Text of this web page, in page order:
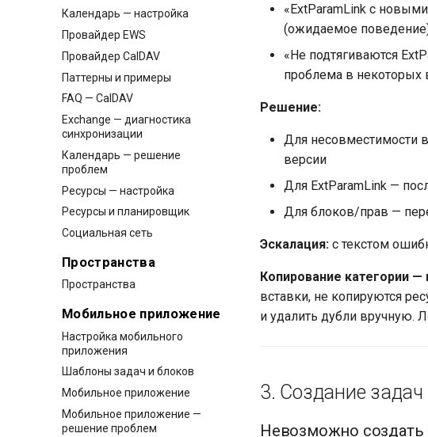
Календарь — настройка
Провайдер EWS
Провайдер CalDAV
Паттерны и примеры
FAQ — CalDAV
Exchange — диагностика
синхронизации
Календарь — решение
проблем
Ресурсы — настройка
Ресурсы и планировщик
Социальная сеть
Пространства
Пространства
Мобильное приложение
Настройка мобильного
приложения
Шаблоны задач и блоков
Мобильное приложение
Мобильное приложение —
решение проблем
«ExtParamLink с
(ожидаемое
«Не подтягиваются
проблема в некоторых
Решение:
Для несовместимости
версии
Для ExtParamLink —
Для блоков/прав —
Эскалация: с текстом
Копирование категории
вставки, не копируются
и удалить дубли вручную.
3. Создание задач
Невозможно создать